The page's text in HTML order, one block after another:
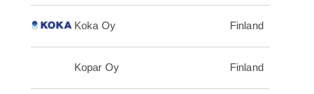
Koka Oy Finland
Kopar Oy Finland